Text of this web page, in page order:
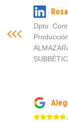
Dpto.
Producción